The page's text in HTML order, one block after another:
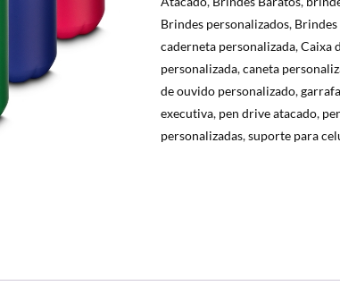
Brindes personalizados,
caderneta personalizada,Caixa
personalizada,caneta
de ouvido personalizado,
executiva, pen drive atacado,
personalizadas,suporte para